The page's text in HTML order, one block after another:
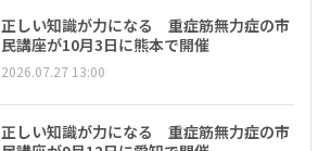
正しい知識が力になる 重症筋無力症の市
民講座が10月3日に熊本で開催
2026.07.27 13:00
正しい知識が力になる 重症筋無力症の市